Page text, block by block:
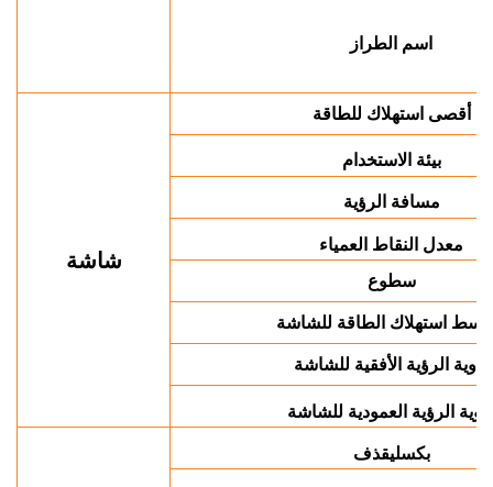
اسم الطراز
شاشة
أقصى استهلاك للطاقة
بيئة الاستخدام
مسافة الرؤية
معدل النقاط العمياء
سطوع
​​استهلاك الطاقة للشاشة
زاوية الرؤية الأفقية للشاشة
الرؤية العمودية للشاشة
بكسليقذف